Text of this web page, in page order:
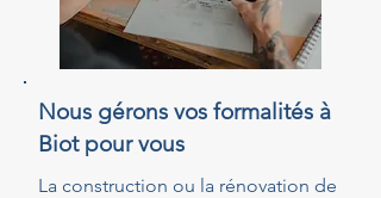
Nous gérons vos formalités à
Biot pour vous
La construction ou la rénovation de